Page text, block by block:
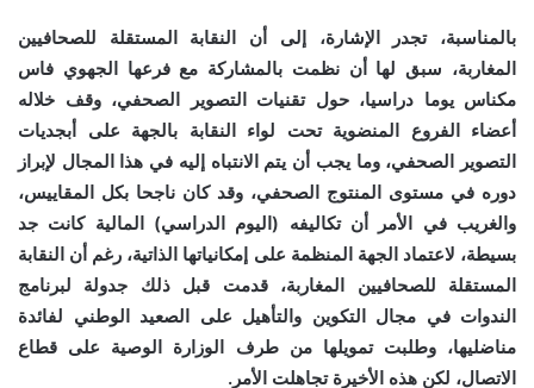
بالمناسبة، تجدر الإشارة، إلى أن النقابة المستقلة للصحافيين
المغاربة، سبق لها أن نظمت بالمشاركة مع فرعها الجهوي فاس
مكناس يوما دراسيا، حول تقنيات التصوير الصحفي، وقف خلاله
أعضاء الفروع المنضوية تحت لواء النقابة بالجهة على أبجديات
التصوير الصحفي، وما يجب أن يتم الانتباه إليه في هذا المجال لإبراز
دوره في مستوى المنتوج الصحفي، وقد كان ناجحا بكل المقاييس،
والغريب في الأمر أن تكاليفه (اليوم الدراسي) المالية كانت جد
بسيطة، لاعتماد الجهة المنظمة على إمكانياتها الذاتية، رغم أن النقابة
المستقلة للصحافيين المغاربة، قدمت قبل ذلك جدولة لبرنامج
الندوات في مجال التكوين والتأهيل على الصعيد الوطني لفائدة
مناضليها، وطلبت تمويلها من طرف الوزارة الوصية على قطاع
الاتصال، لكن هذه الأخيرة تجاهلت الأمر.